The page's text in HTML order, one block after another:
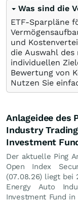
Was sind die
ETF-Sparpläne
und
die Auswahl
individuellen
Bewertung von
Nutzen Sie
Anlageidee des
Industry
Investment
Der aktuelle Ping
Open Index
(07.08.26) liegt bei
Energy Auto
Investment Fund